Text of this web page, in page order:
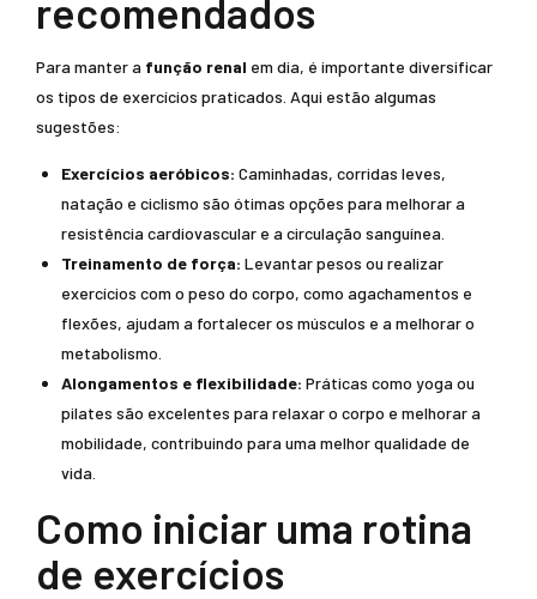
recomendados
Para manter a função renal em dia, é importante diversificar
os tipos de exercícios praticados. Aqui estão algumas
sugestões:
Exercícios aeróbicos: Caminhadas, corridas leves,
natação e ciclismo são ótimas opções para melhorar a
resistência cardiovascular e a circulação sanguínea.
Treinamento de força: Levantar pesos ou realizar
exercícios com o peso do corpo, como agachamentos e
flexões, ajudam a fortalecer os músculos e a melhorar o
metabolismo.
Alongamentos e flexibilidade: Práticas como yoga ou
pilates são excelentes para relaxar o corpo e melhorar a
mobilidade, contribuindo para uma melhor qualidade de
vida.
Como iniciar uma rotina
de exercícios